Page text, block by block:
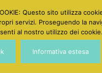
Dotgirl
Questo sito utilizza
servizi. Proseguendo la
al nostro utilizzo dei
Informativa estesa